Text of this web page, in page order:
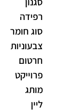
רפידה
סוג חומר
צבעוניות
חרטום
פרוייקט
מותג
ליין